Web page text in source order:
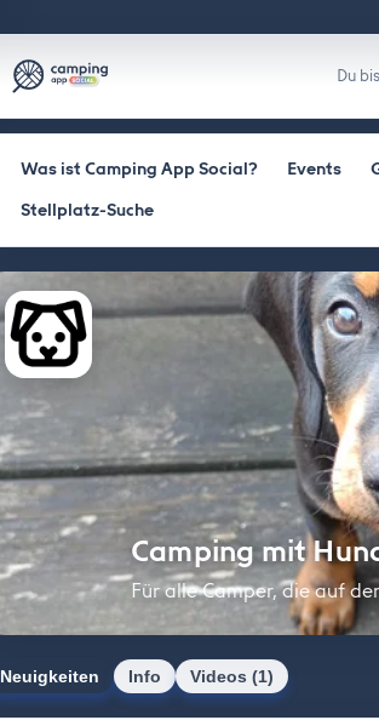
Du
Was ist Camping App Social? Events
Stellplatz-Suche
Camping mit
Für alle Camper, die auf
Neuigkeiten Info Videos (1)